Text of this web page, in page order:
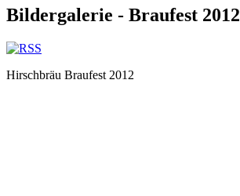
Bildergalerie - Braufest 2012
Hirschbräu Braufest 2012